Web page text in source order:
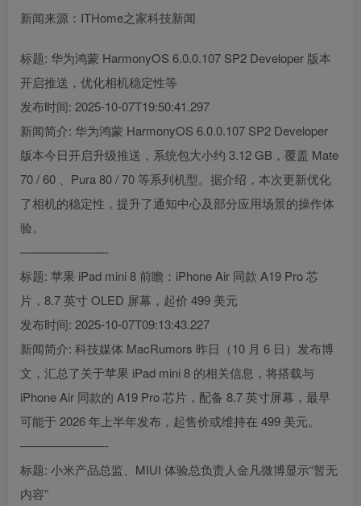
新闻来源：ITHome之家科技新闻
标题: 华为鸿蒙 HarmonyOS 6.0.0.107 SP2 Developer 版本
开启推送，优化相机稳定性等
发布时间: 2025-10-07T19:50:41.297
新闻简介: 华为鸿蒙 HarmonyOS 6.0.0.107 SP2 Developer
版本今日开启升级推送，系统包大小约 3.12 GB，覆盖 Mate
70 / 60 、Pura 80 / 70 等系列机型。据介绍，本次更新优化
了相机的稳定性，提升了通知中心及部分应用场景的操作体
验。
———————-
标题: 苹果 iPad mini 8 前瞻：iPhone Air 同款 A19 Pro 芯
片，8.7 英寸 OLED 屏幕，起价 499 美元
发布时间: 2025-10-07T09:13:43.227
新闻简介: 科技媒体 MacRumors 昨日（10 月 6 日）发布博
文，汇总了关于苹果 iPad mini 8 的相关信息，将搭载与
iPhone Air 同款的 A19 Pro 芯片，配备 8.7 英寸屏幕，最早
可能于 2026 年上半年发布，起售价或维持在 499 美元。
———————-
标题: 小米产品总监、MIUI 体验总负责人金凡微博显示“暂无
内容”